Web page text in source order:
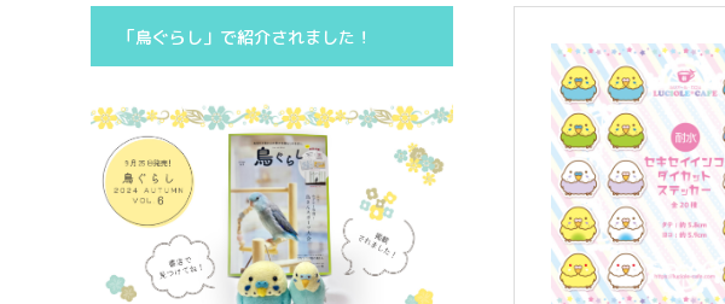
「鳥ぐらし」で紹介されました！